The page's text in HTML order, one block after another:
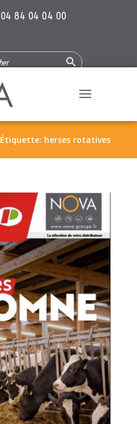
04 84 04 04 00
Search Button
Étiquette: herses rotatives